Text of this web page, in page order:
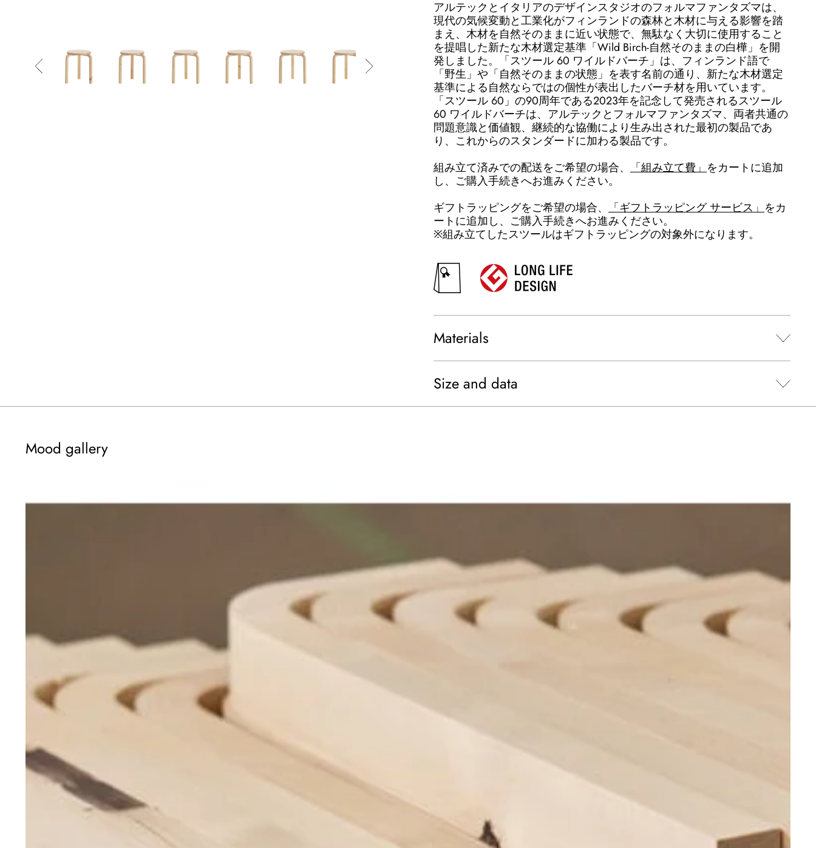
アルテックとイタリアのデザインスタジオのフォルマファンタズマは、
現代の気候変動と工業化がフィンランドの森林と木材に与える影響を踏
まえ、木材を自然そのままに近い状態で、無駄なく大切に使用すること
を提唱した新たな木材選定基準「Wild Birch-自然そのままの白樺」を開
発しました。「スツール 60 ワイルドバーチ」は、フィンランド語で
「野生」や「自然そのままの状態」を表す名前の通り、新たな木材選定
基準による自然ならではの個性が表出したバーチ材を用いています。
「スツール 60」の90周年である2023年を記念して発売されるスツール
60 ワイルドバーチは、アルテックとフォルマファンタズマ、両者共通の
問題意識と価値観、継続的な協働により生み出された最初の製品であ
り、これからのスタンダードに加わる製品です。
組み立て済みでの配送をご希望の場合、
「組み立て費」 をカートに追加
し、ご購入手続きへお進みください。
ギフトラッピングをご希望の場合、
「ギフトラッピング サービス」 をカ
ートに追加し、ご購入手続きへお進みください。
※組み立てしたスツールはギフトラッピングの対象外になります。
Materials
Size and data
Mood gallery